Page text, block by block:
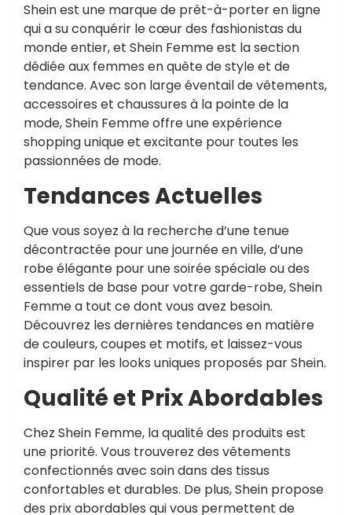
Shein est une marque de prêt-à-porter en ligne
qui a su conquérir le cœur des fashionistas du
monde entier, et Shein Femme est la section
dédiée aux femmes en quête de style et de
tendance. Avec son large éventail de vêtements,
accessoires et chaussures à la pointe de la
mode, Shein Femme offre une expérience
shopping unique et excitante pour toutes les
passionnées de mode.
Tendances Actuelles
Que vous soyez à la recherche d’une tenue
décontractée pour une journée en ville, d’une
robe élégante pour une soirée spéciale ou des
essentiels de base pour votre garde-robe, Shein
Femme a tout ce dont vous avez besoin.
Découvrez les dernières tendances en matière
de couleurs, coupes et motifs, et laissez-vous
inspirer par les looks uniques proposés par Shein.
Qualité et Prix Abordables
Chez Shein Femme, la qualité des produits est
une priorité. Vous trouverez des vêtements
confectionnés avec soin dans des tissus
confortables et durables. De plus, Shein propose
des prix abordables qui vous permettent de